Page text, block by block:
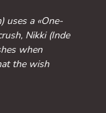
uses a «One-
Nikki (Inde
when
the wish